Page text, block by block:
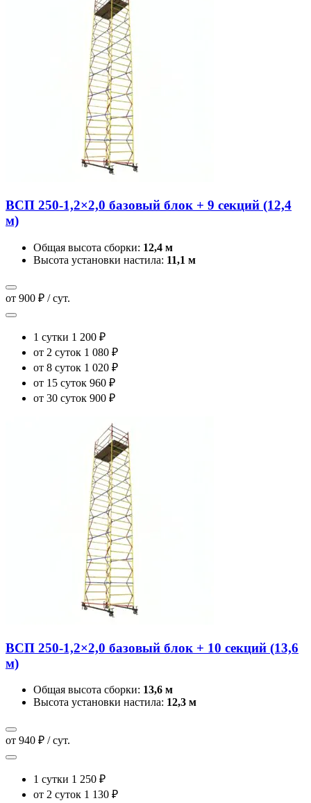
ВСП 250-1,2×2,0 базовый блок + 9 секций (12,4
м)
Общая высота сборки: 12,4 м
Высота установки настила: 11,1 м
от 900 ₽ / сут.
1 сутки 1 200 ₽
от 2 суток 1 080 ₽
от 8 суток 1 020 ₽
от 15 суток 960 ₽
от 30 суток 900 ₽
ВСП 250-1,2×2,0 базовый блок + 10 секций (13,6
м)
Общая высота сборки: 13,6 м
Высота установки настила: 12,3 м
от 940 ₽ / сут.
1 сутки 1 250 ₽
от 2 суток 1 130 ₽